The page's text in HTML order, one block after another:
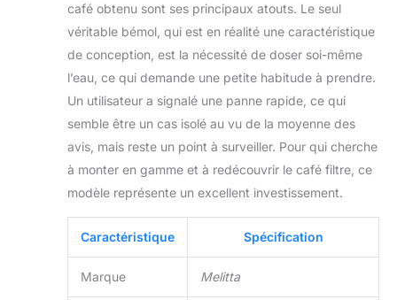
café obtenu sont ses principaux atouts. Le seul
véritable bémol, qui est en réalité une caractéristique
de conception, est la nécessité de doser soi-même
l’eau, ce qui demande une petite habitude à prendre.
Un utilisateur a signalé une panne rapide, ce qui
semble être un cas isolé au vu de la moyenne des
avis, mais reste un point à surveiller. Pour qui cherche
à monter en gamme et à redécouvrir le café filtre, ce
modèle représente un excellent investissement.
Caractéristique Spécification
Marque Melitta